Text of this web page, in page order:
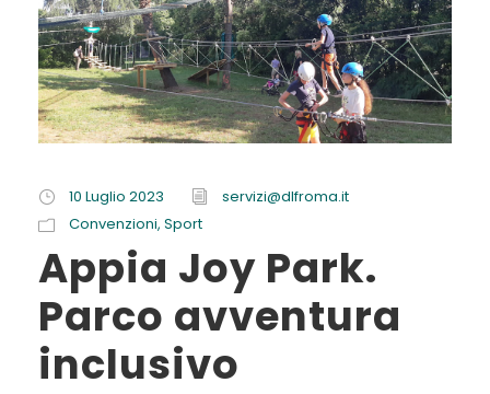
10 Luglio 2023
servizi@dlfroma.it
Convenzioni, Sport
Appia Joy Park.
Parco avventura
inclusivo